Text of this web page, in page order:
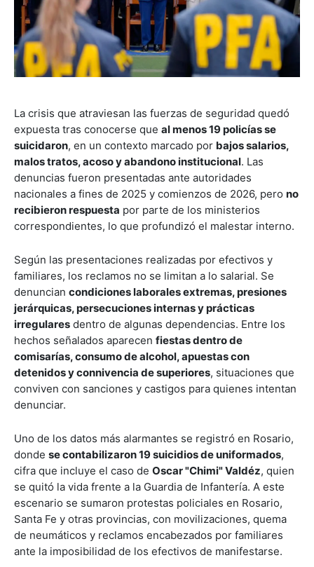
La crisis que atraviesan las fuerzas de seguridad quedó
expuesta tras conocerse que al menos 19 policías se
suicidaron, en un contexto marcado por bajos salarios,
malos tratos, acoso y abandono institucional. Las
denuncias fueron presentadas ante autoridades
nacionales a fines de 2025 y comienzos de 2026, pero no
recibieron respuesta por parte de los ministerios
correspondientes, lo que profundizó el malestar interno.
Según las presentaciones realizadas por efectivos y
familiares, los reclamos no se limitan a lo salarial. Se
denuncian condiciones laborales extremas, presiones
jerárquicas, persecuciones internas y prácticas
irregulares dentro de algunas dependencias. Entre los
hechos señalados aparecen fiestas dentro de
comisarías, consumo de alcohol, apuestas con
detenidos y connivencia de superiores, situaciones que
conviven con sanciones y castigos para quienes intentan
denunciar.
Uno de los datos más alarmantes se registró en Rosario,
donde se contabilizaron 19 suicidios de uniformados,
cifra que incluye el caso de Oscar "Chimi" Valdéz, quien
se quitó la vida frente a la Guardia de Infantería. A este
escenario se sumaron protestas policiales en Rosario,
Santa Fe y otras provincias, con movilizaciones, quema
de neumáticos y reclamos encabezados por familiares
ante la imposibilidad de los efectivos de manifestarse.